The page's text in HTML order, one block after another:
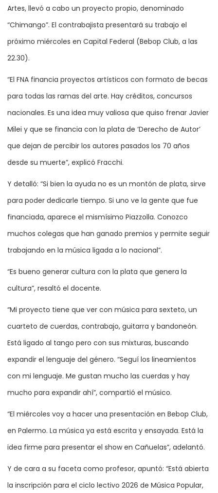
Artes, llevó a cabo un proyecto propio, denominado
“Chimango”. El contrabajista presentará su trabajo el
próximo miércoles en Capital Federal (Bebop Club, a las
22.30).
“El FNA financia proyectos artísticos con formato de becas
para todas las ramas del arte. Hay créditos, concursos
nacionales. Es una idea muy valiosa que quiso frenar Javier
Milei y que se financia con la plata de ‘Derecho de Autor’
que dejan de percibir los autores pasados los 70 años
desde su muerte”, explicó Fracchi.
Y detalló: “Si bien la ayuda no es un montón de plata, sirve
para poder dedicarle tiempo. Si uno ve la gente que fue
financiada, aparece el mismísimo Piazzolla. Conozco
muchos colegas que han ganado premios y permite seguir
trabajando en la música ligada a lo nacional”.
“Es bueno generar cultura con la plata que genera la
cultura”, resaltó el docente.
“Mi proyecto tiene que ver con música para sexteto, un
cuarteto de cuerdas, contrabajo, guitarra y bandoneón.
Está ligado al tango pero con sus mixturas, buscando
expandir el lenguaje del género. “Seguí los lineamientos
con mi lenguaje. Me gustan mucho las cuerdas y hay
mucho para expandir ahí”, compartió el músico.
“El miércoles voy a hacer una presentación en Bebop Club,
en Palermo. La música ya está escrita y ensayada. Está la
idea firme para presentar el show en Cañuelas”, adelantó.
Y de cara a su faceta como profesor, apuntó: “Está abierta
la inscripción para el ciclo lectivo 2026 de Música Popular,